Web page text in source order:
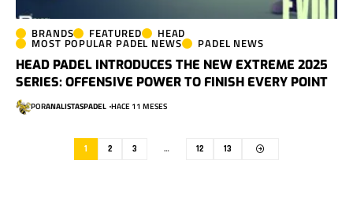
BRANDS FEATURED HEAD
MOST POPULAR PADEL NEWS PADEL NEWS
HEAD PADEL INTRODUCES THE NEW EXTREME 2025
SERIES: OFFENSIVE POWER TO FINISH EVERY POINT
PORANALISTASPADEL HACE 11 MESES
1 2 3 … 12 13